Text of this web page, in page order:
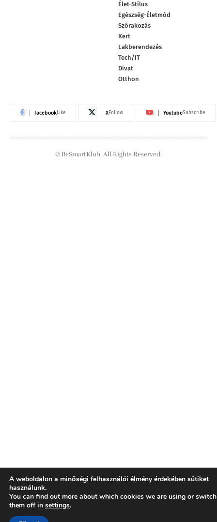
Élet-Stílus
Egészség-Életmód
Szórakozás
Kert
Lakberendezés
Tech/IT
Divat
Otthon
FacebookLike XFollow YoutubeSubscribe
© BeSmartKlub. All Rights Reserved.
A weboldalon a minőségi felhasználói élmény érdekében sütiket
használunk.
You can find out more about which cookies we are using or switch
them off in settings.